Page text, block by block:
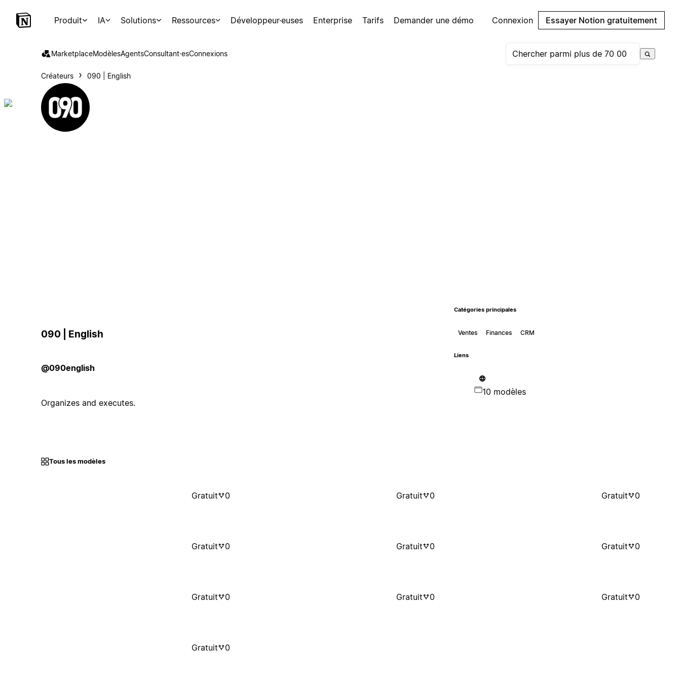
Produit IA Solutions Ressources Développeur·euses Enterprise Tarifs Demander une démo Connexion Essayer Notion gratuitement
MarketplaceModèlesAgentsConsultant·esConnexions
Créateurs 090 | English
090 | English
@090english
Organizes and executes.
Catégories principales
Ventes Finances CRM
Liens
10 modèles
Tous les modèles
Gratuit 0 Gratuit 0 Gratuit 0
Gratuit 0 Gratuit 0 Gratuit 0
Gratuit 0 Gratuit 0 Gratuit 0
Gratuit 0